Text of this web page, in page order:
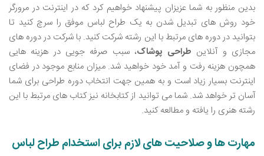
بدین منظور به شما عزیزان پیشنهاد خواهیم کرد که در اینترنت در مرورگر
خود روش‌ های تبدیل شدن به یک طراح لباس موفق را سرچ کنید تا
بتوانید در دوره‌ های مرتبط با این رشته شرکت کنید. با شرکت در دوره های
مجازی و آنلاین طراحی پوشاک، سبب صرفه جویی در هزینه‌ هایی
همچون هزینه رفت و آمد خود خواهید شد. میزان منابع موجود در فضای
اینترنت بسیار زیاد است و به همین جهت انتخاب دوره طراحی برای شما
آسان‌ تر خواهد شد. شما می‌ توانید از کتابخانه نیز کتاب‌ های مرتبط با این
رشته هنری را یافته و مطالعه کنید.
مهارت‌ ها و صلاحیت ‌های لازم برای استخدام طراح لباس